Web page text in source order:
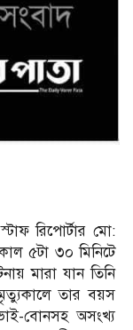
রিপোর্টার মো:
৫টা ৩০ মিনিটে
মারা যান তিনি
মৃত্যুকালে তার বয়স
বোনসহ অসংখ্য